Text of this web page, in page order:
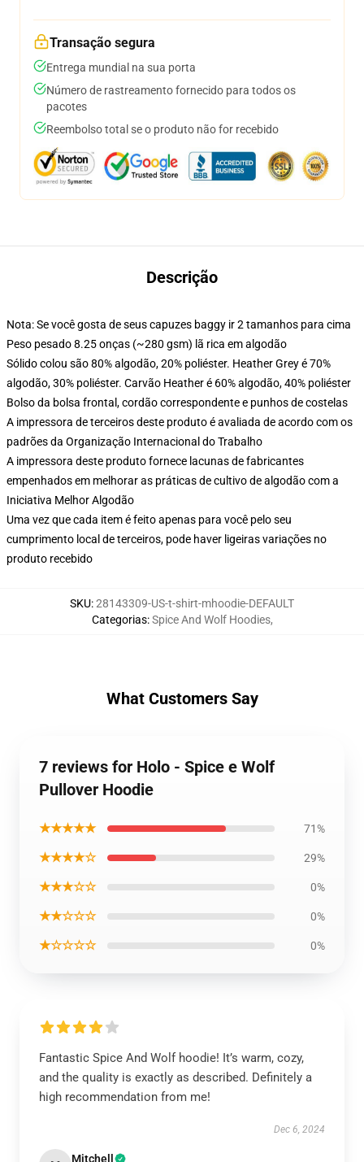
Transação segura
Entrega mundial na sua porta
Número de rastreamento fornecido para todos os
pacotes
Reembolso total se o produto não for recebido
Descrição
Nota: Se você gosta de seus capuzes baggy ir 2 tamanhos para cima
Peso pesado 8.25 onças (~280 gsm) lã rica em algodão
Sólido colou são 80% algodão, 20% poliéster. Heather Grey é 70%
algodão, 30% poliéster. Carvão Heather é 60% algodão, 40% poliéster
Bolso da bolsa frontal, cordão correspondente e punhos de costelas
A impressora de terceiros deste produto é avaliada de acordo com os
padrões da Organização Internacional do Trabalho
A impressora deste produto fornece lacunas de fabricantes
empenhados em melhorar as práticas de cultivo de algodão com a
Iniciativa Melhor Algodão
Uma vez que cada item é feito apenas para você pelo seu
cumprimento local de terceiros, pode haver ligeiras variações no
produto recebido
SKU:28143309-US-t-shirt-mhoodie-DEFAULT
Categorias:Spice And Wolf Hoodies,
What Customers Say
7 reviews for Holo - Spice e Wolf
Pullover Hoodie
★★★★★ 71%
★★★★☆ 29%
★★★☆☆ 0%
★★☆☆☆ 0%
★☆☆☆☆ 0%
Fantastic Spice And Wolf hoodie! It’s warm, cozy,
and the quality is exactly as described. Definitely a
high recommendation from me!
Dec 6, 2024
Mitchell